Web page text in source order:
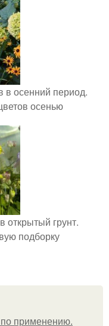
в осенний период.
осенью
открытый грунт.
подборку
по применению.